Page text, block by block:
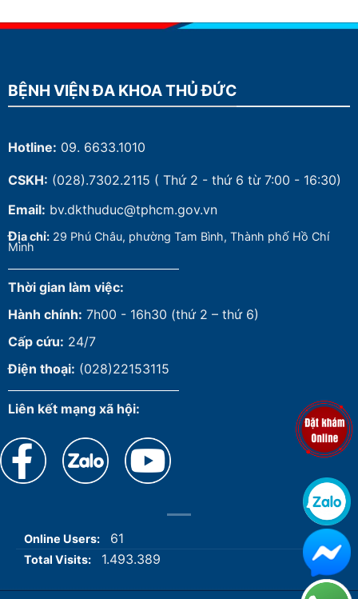
BỆNH VIỆN ĐA KHOA THỦ ĐỨC
Hotline: 09. 6633.1010
CSKH: (028).7302.2115 ( Thứ 2 - thứ 6 từ 7:00 - 16:30)
Email: bv.dkthuduc@tphcm.gov.vn
Địa chỉ: 29 Phú Châu, phường Tam Bình, Thành phố Hồ Chí
Minh
Thời gian làm việc:
Hành chính: 7h00 - 16h30 (thứ 2 – thứ 6)
Cấp cứu: 24/7
Điện thoại: (028)22153115
Liên kết mạng xã hội:
Online Users: 61
Total Visits: 1.493.389